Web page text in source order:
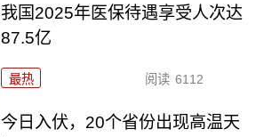
我国2025年医保待遇享受人次达
87.5亿
最热 阅读 6112
今日入伏，20个省份出现高温天